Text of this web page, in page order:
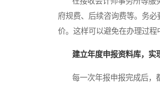
府规费、后续咨询费等。务
价。这样可以避免在办理过程
建立年度申报资料库，实
每一次年报申报完成后，都